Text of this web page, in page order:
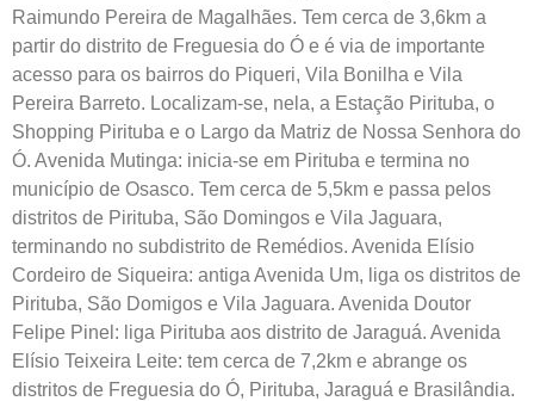
Raimundo Pereira de Magalhães. Tem cerca de 3,6km a
partir do distrito de Freguesia do Ó e é via de importante
acesso para os bairros do Piqueri, Vila Bonilha e Vila
Pereira Barreto. Localizam-se, nela, a Estação Pirituba, o
Shopping Pirituba e o Largo da Matriz de Nossa Senhora do
Ó. Avenida Mutinga: inicia-se em Pirituba e termina no
município de Osasco. Tem cerca de 5,5km e passa pelos
distritos de Pirituba, São Domingos e Vila Jaguara,
terminando no subdistrito de Remédios. Avenida Elísio
Cordeiro de Siqueira: antiga Avenida Um, liga os distritos de
Pirituba, São Domigos e Vila Jaguara. Avenida Doutor
Felipe Pinel: liga Pirituba aos distrito de Jaraguá. Avenida
Elísio Teixeira Leite: tem cerca de 7,2km e abrange os
distritos de Freguesia do Ó, Pirituba, Jaraguá e Brasilândia.